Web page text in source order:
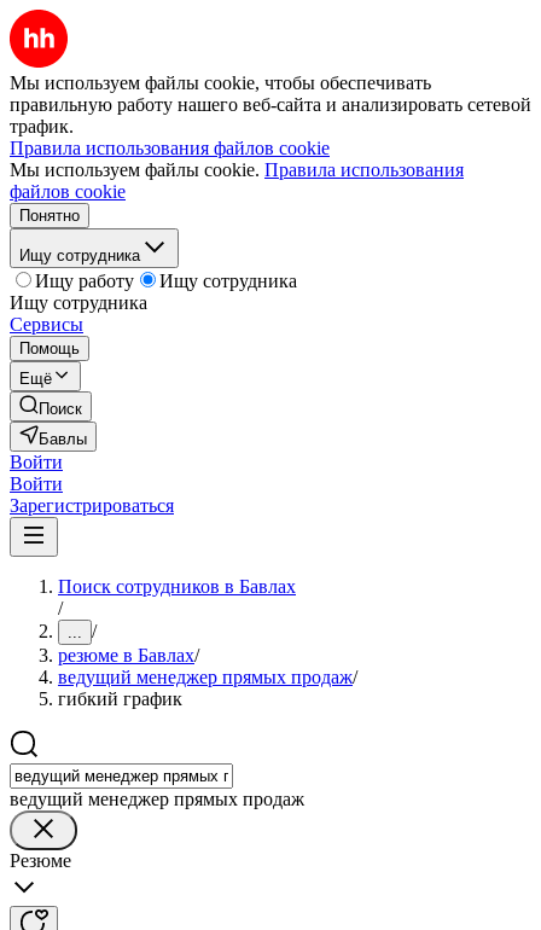
Мы используем файлы cookie, чтобы обеспечивать
правильную работу нашего веб-сайта и анализировать сетевой
трафик.
Правила использования файлов cookie
Мы используем файлы cookie. Правила использования
файлов cookie
Понятно
Ищу сотрудника
Ищу работу
Ищу сотрудника
Ищу сотрудника
Сервисы
Помощь
Ещё
Поиск
Бавлы
Войти
Войти
Зарегистрироваться
Поиск сотрудников в Бавлах
/
... /
резюме в Бавлах/
ведущий менеджер прямых продаж/
гибкий график
ведущий менеджер прямых продаж
Резюме